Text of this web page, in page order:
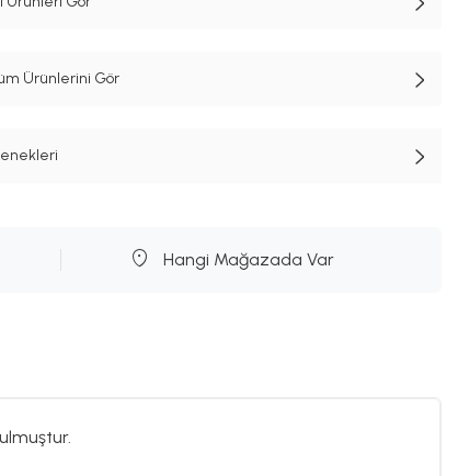
Ürünlerini Gör
Hangi Mağazada Var